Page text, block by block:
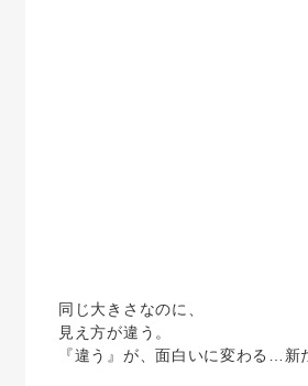
同じ大きさなのに、
見え方が違う。
『違う』が、面白いに変わる…新